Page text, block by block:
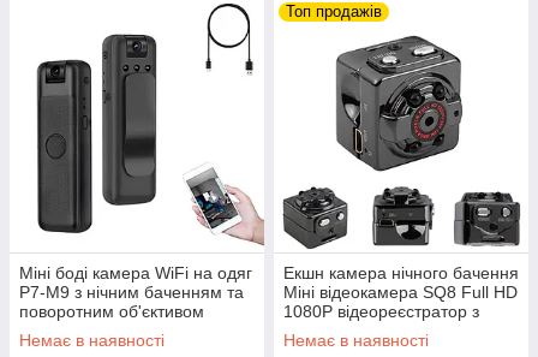
Міні боді камера WiFi на одяг
Р7-М9 з нічним баченням та
поворотним об'єктивом
бездротова нагрудна камера
Немає в наявності
Топ продажів
Екшн камера нічного бачення
Міні відеокамера SQ8 Full HD
1080P відеореєстратор з
датчиком руху
Немає в наявності